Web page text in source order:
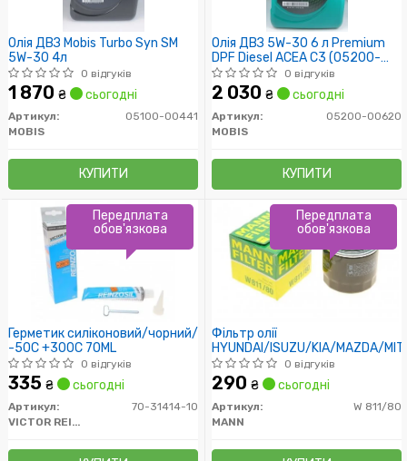
Олія ДВЗ Mobis Turbo Syn SM
5W-30 4л
0 відгуків
1 870 ₴ сьогодні
Артикул:
05100-00441
MOBIS
КУПИТИ
Олія ДВЗ 5W-30 6 л Premium
DPF Diesel ACEA C3 (05200-
00620) Mobis0 відгуків
2 030 ₴ сьогодні
Артикул:
05200-00620
MOBIS
КУПИТИ
Герметик силіконовий/чорний/
-50C +300C 70ML
0 відгуків
335 ₴ сьогодні
Артикул:
70-31414-10
VICTOR REINZ
Передплата
обов'язкова
Фільтр олії
HYUNDAI/ISUZU/KIA/MAZDA/
0 відгуків
290 ₴ сьогодні
Артикул:
W 811/80
MANN
Передплата
обов'язкова